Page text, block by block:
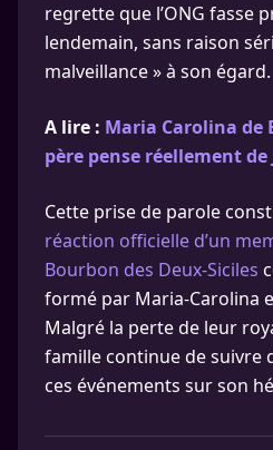
regrette que l’ONG fasse
lendemain, sans raison
malveillance » à son égard.
A lire : Maria Carolina de
père pense réellement
Cette prise de parole
réaction officielle d’un
Bourbon des Deux-Siciles
formé par Maria-Carolina
Malgré la perte de leur
famille continue de suivre
ces événements sur son